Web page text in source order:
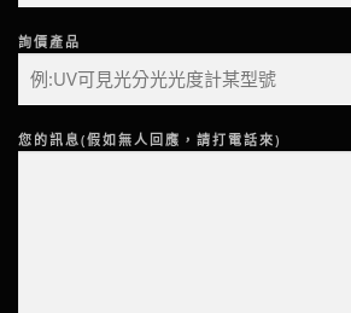
詢價產品
您的訊息(假如無人回應，請打電話來)